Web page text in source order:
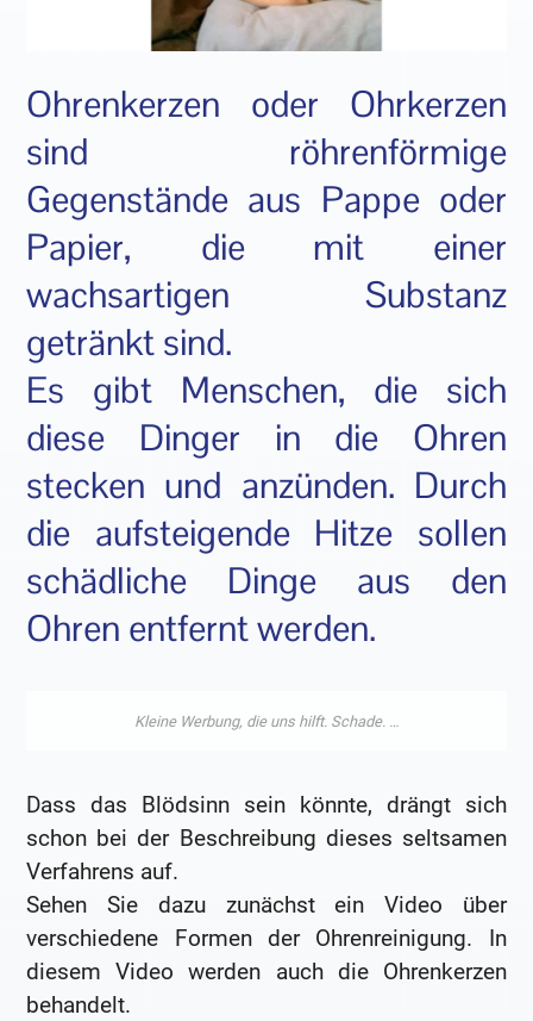
Ohrenkerzen oder Ohrkerzen
sind röhrenförmige
Gegenstände aus Pappe oder
Papier, die mit einer
wachsartigen Substanz
getränkt sind.
Es gibt Menschen, die sich
diese Dinger in die Ohren
stecken und anzünden. Durch
die aufsteigende Hitze sollen
schädliche Dinge aus den
Ohren entfernt werden.
Dass das Blödsinn sein könnte, drängt sich
schon bei der Beschreibung dieses seltsamen
Verfahrens auf.
Sehen Sie dazu zunächst ein Video über
verschiedene Formen der Ohrenreinigung. In
diesem Video werden auch die Ohrenkerzen
behandelt.